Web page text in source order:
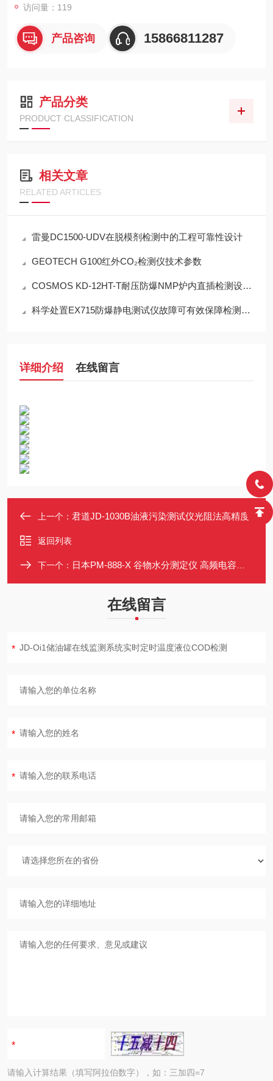
访问量：119
产品咨询 15866811287
产品分类
PRODUCT CLASSIFICATION
相关文章
RELATED ARTICLES
雷曼DC1500-UDV在脱模剂检测中的工程可靠性设计
GEOTECH G100红外CO₂检测仪技术参数
COSMOS KD-12HT-T耐压防爆NMP炉内直插检测设备工程设计指南
科学处置EX715防爆静电测试仪故障可有效保障检测工作正常开展
详细介绍 在线留言
上一个： 君道JD-1030B油液污染测试仪光阻法高精度
返回列表
下一个： 日本PM-888-X 谷物水分测定仪 高频电容式 35品种 自动温度重量校正
在线留言
请输入计算结果（填写阿拉伯数字），如：三加四=7